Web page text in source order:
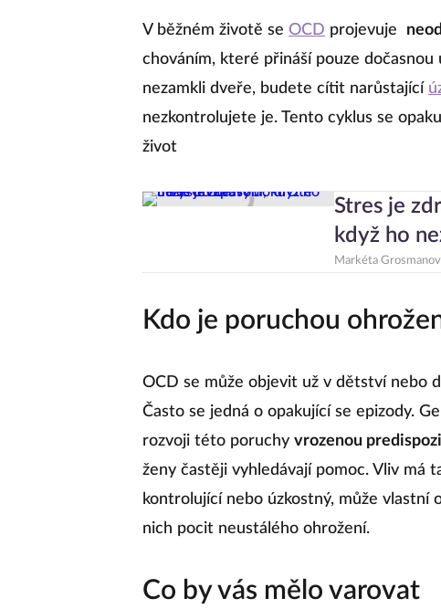
V běžném životě se OCD projevuje
chováním, které přináší pouze
nezamkli dveře, budete cítit narůstající
nezkontrolujete je. Tento cyklus se
život
Stres je
když ho
Markéta
Kdo je poruchou
OCD se může objevit už v dětství nebo
Často se jedná o opakující se epizody.
rozvoji této poruchy vrozenou
ženy častěji vyhledávají pomoc. Vliv má
kontrolující nebo úzkostný, může vlastní
nich pocit neustálého ohrožení.
Co by vás mělo varovat